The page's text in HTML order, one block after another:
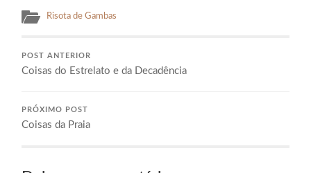
Risota de Gambas
POST ANTERIOR
Coisas do Estrelato e da Decadência
PRÓXIMO POST
Coisas da Praia